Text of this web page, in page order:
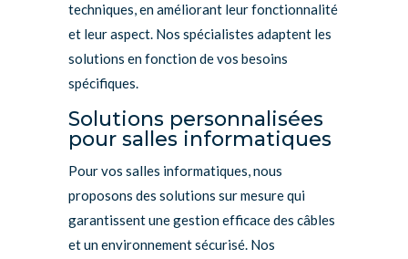
techniques, en améliorant leur fonctionnalité
et leur aspect. Nos spécialistes adaptent les
solutions en fonction de vos besoins
spécifiques.
Solutions personnalisées
pour salles informatiques
Pour vos salles informatiques, nous
proposons des solutions sur mesure qui
garantissent une gestion efficace des câbles
et un environnement sécurisé. Nos